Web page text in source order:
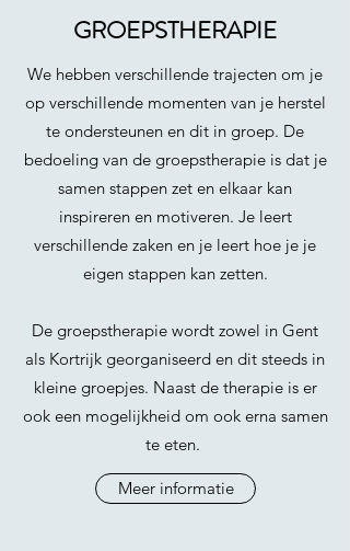
GROEPSTHERAPIE
We hebben verschillende trajecten om je
op verschillende momenten van je herstel
te ondersteunen en dit in groep. De
bedoeling van de groepstherapie is dat je
samen stappen zet en elkaar kan
inspireren en motiveren. Je leert
verschillende zaken en je leert hoe je je
eigen stappen kan zetten.
De groepstherapie wordt zowel in Gent
als Kortrijk georganiseerd en dit steeds in
kleine groepjes. Naast de therapie is er
ook een mogelijkheid om ook erna samen
te eten.
Meer informatie